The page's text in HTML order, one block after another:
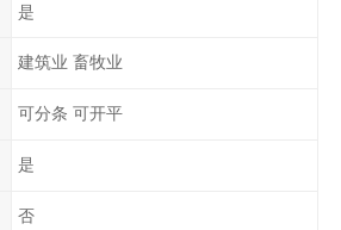
是
建筑业 畜牧业
可分条 可开平
是
否